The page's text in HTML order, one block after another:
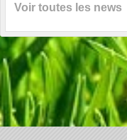
Voir toutes les news